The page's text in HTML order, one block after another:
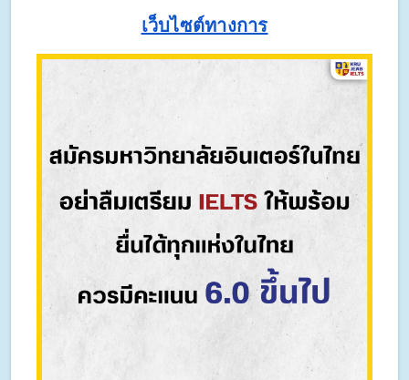
เว็บไซต์ทางการ